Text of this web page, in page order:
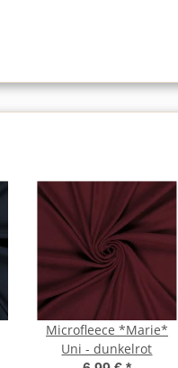
Microfleece *Marie*
Uni - dunkelrot